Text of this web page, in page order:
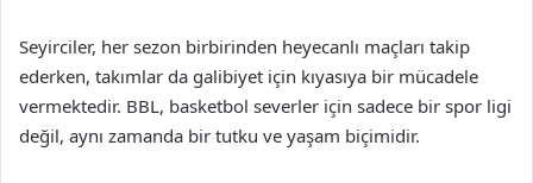
Seyirciler, her sezon birbirinden heyecanlı maçları takip
ederken, takımlar da galibiyet için kıyasıya bir mücadele
vermektedir. BBL, basketbol severler için sadece bir spor ligi
değil, aynı zamanda bir tutku ve yaşam biçimidir.